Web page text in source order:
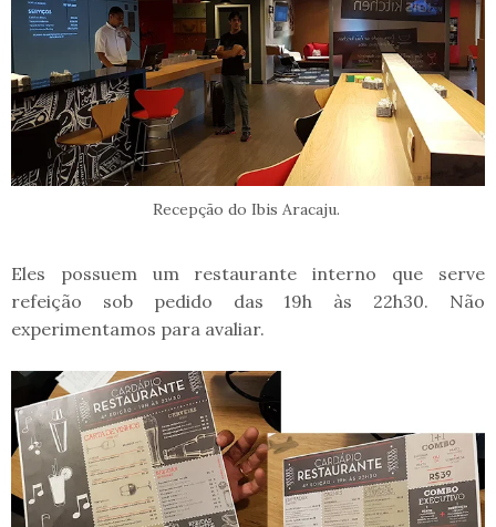
Recepção do Ibis Aracaju.
Eles possuem um restaurante interno que serve
refeição sob pedido das 19h às 22h30. Não
experimentamos para avaliar.